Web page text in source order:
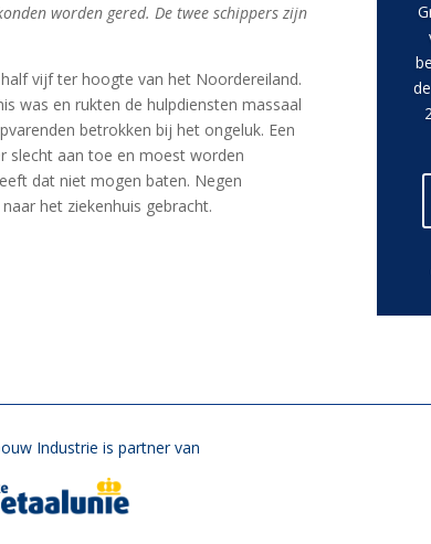
worden gered. De twee schippers zijn
vijf ter hoogte van het Noordereiland.
was en rukten de hulpdiensten massaal
betrokken bij het ongeluk. Een
slecht aan toe en moest worden
dat niet mogen baten. Negen
het ziekenhuis gebracht.
Industrie is partner van